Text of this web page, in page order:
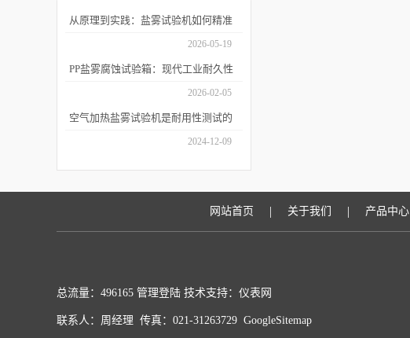
从原理到实践：盐雾试验机如何精准
2026-05-19
PP盐雾腐蚀试验箱：现代工业耐久性
2026-02-05
空气加热盐雾试验机是耐用性测试的
2024-12-09
网站首页 | 关于我们 | 产品中心
总流量：496165 管理登陆 技术支持： 仪表网
联系人：周经理 传真：021-31263729 GoogleSitemap